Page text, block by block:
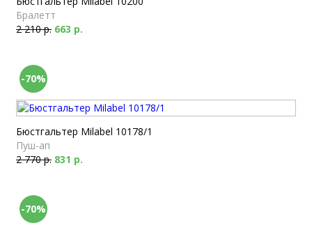
Бралетт
2 210 р. 663 р.
-70%
Бюстгальтер Milabel 10178/1
Пуш-ап
2 770 р. 831 р.
-70%